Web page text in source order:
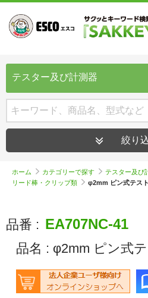
テスター及び計測器
絞り
ホーム カテゴリーで探す テスター及び
リード棒・クリップ類
φ2mm ピン式テス
品番 : EA707NC-41
品名 : φ2mm ピン式